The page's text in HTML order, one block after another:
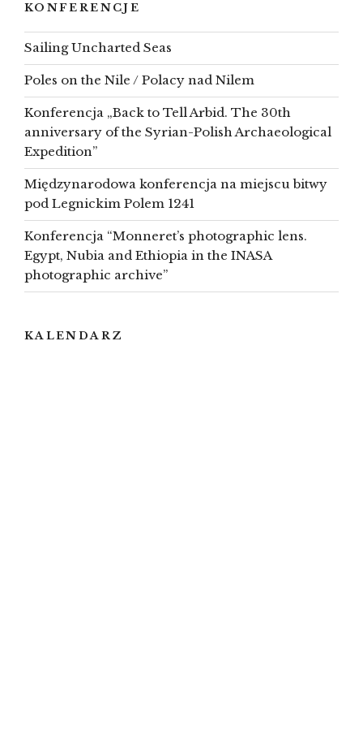
KONFERENCJE
Sailing Uncharted Seas
Poles on the Nile / Polacy nad Nilem
Konferencja „Back to Tell Arbid. The 30th
anniversary of the Syrian-Polish Archaeological
Expedition”
Międzynarodowa konferencja na miejscu bitwy
pod Legnickim Polem 1241
Konferencja “Monneret’s photographic lens.
Egypt, Nubia and Ethiopia in the INASA
photographic archive”
KALENDARZ